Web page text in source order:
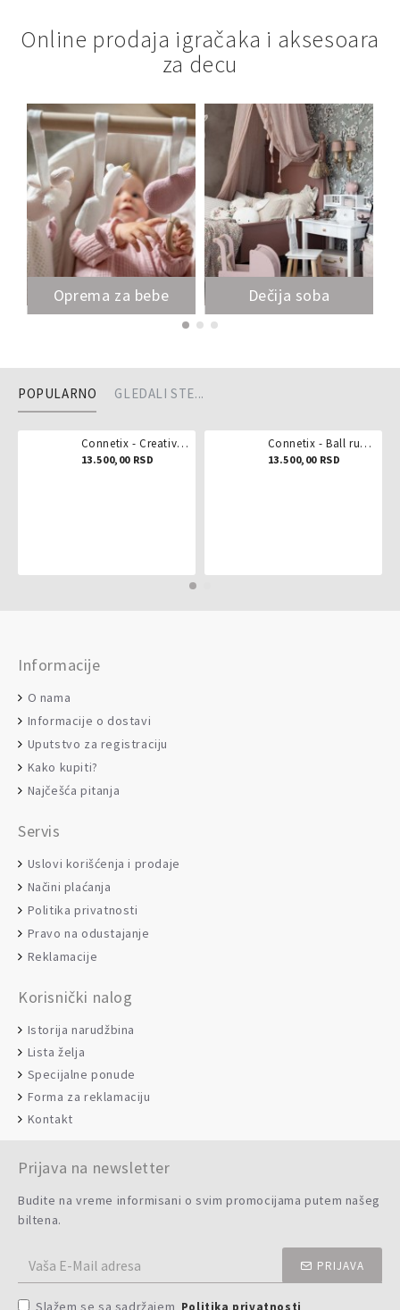
Online prodaja igračaka i aksesoara
za decu
Oprema za bebe Dečija soba
POPULARNO GLEDALI STE...
Connetix - Creative pack 102 dela
13.500,00 RSD
Connetix - Ball run pastel 106 delova
13.500,00 RSD
Informacije
O nama
Informacije o dostavi
Uputstvo za registraciju
Kako kupiti?
Najčešća pitanja
Servis
Uslovi korišćenja i prodaje
Načini plaćanja
Politika privatnosti
Pravo na odustajanje
Reklamacije
Korisnički nalog
Istorija narudžbina
Lista želja
Specijalne ponude
Forma za reklamaciju
Kontakt
Prijava na newsletter
Budite na vreme informisani o svim promocijama putem našeg
biltena.
PRIJAVA
Slažem se sa sadržajem